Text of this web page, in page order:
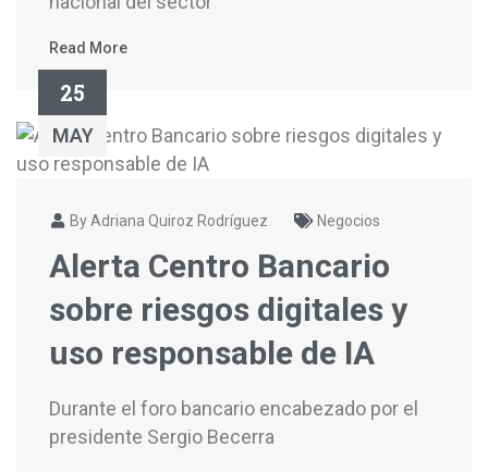
Read More
25
MAY
By Adriana Quiroz Rodríguez Negocios
Alerta Centro Bancario
sobre riesgos digitales y
uso responsable de IA
Durante el foro bancario encabezado por el
presidente Sergio Becerra